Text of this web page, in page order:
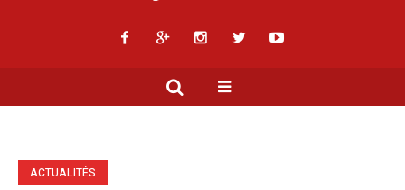
ACTUALITÉS